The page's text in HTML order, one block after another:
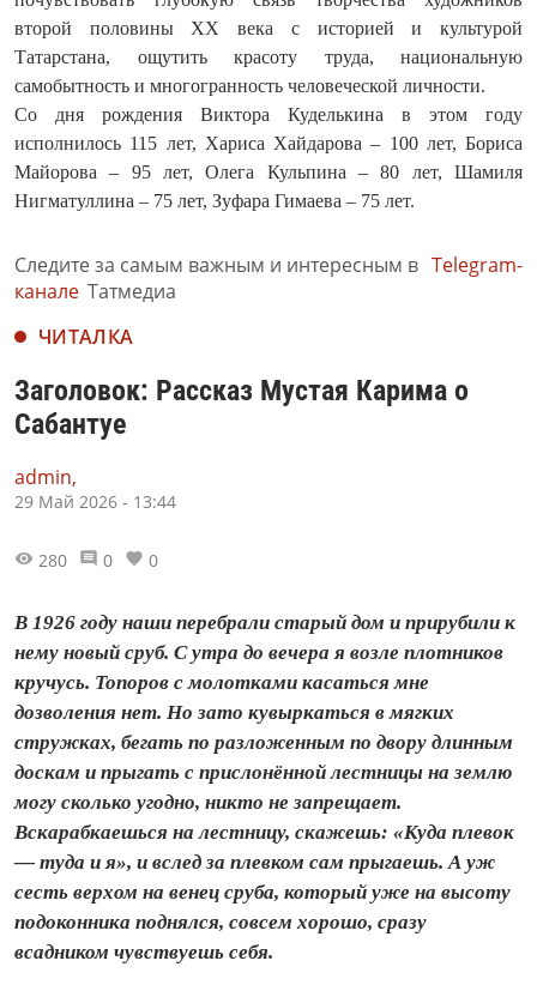
второй половины ХХ века с историей и культурой
Татарстана, ощутить красоту труда, национальную
самобытность и многогранность человеческой личности.
Со дня рождения Виктора Куделькина в этом году
исполнилось 115 лет, Хариса Хайдарова – 100 лет, Бориса
Майорова – 95 лет, Олега Кульпина – 80 лет, Шамиля
Нигматуллина – 75 лет, Зуфара Гимаева – 75 лет.
Следите за самым важным и интересным в Telegram-
канале Татмедиа
ЧИТАЛКА
Заголовок: Рассказ Мустая Карима о
Сабантуе
admin,
29 Май 2026 - 13:44
280 0 0
В 1926 году наши перебрали старый дом и прирубили к
нему новый сруб. С утра до вечера я возле плотников
кручусь. Топоров с молотками касаться мне
дозволения нет. Но зато кувыркаться в мягких
стружках, бегать по разложенным по двору длинным
доскам и прыгать с прислонённой лестницы на землю
могу сколько угодно, никто не запрещает.
Вскарабкаешься на лестницу, скажешь: «Куда плевок
— туда и я», и вслед за плевком сам прыгаешь. А уж
сесть верхом на венец сруба, который уже на высоту
подоконника поднялся, совсем хорошо, сразу
всадником чувствуешь себя.